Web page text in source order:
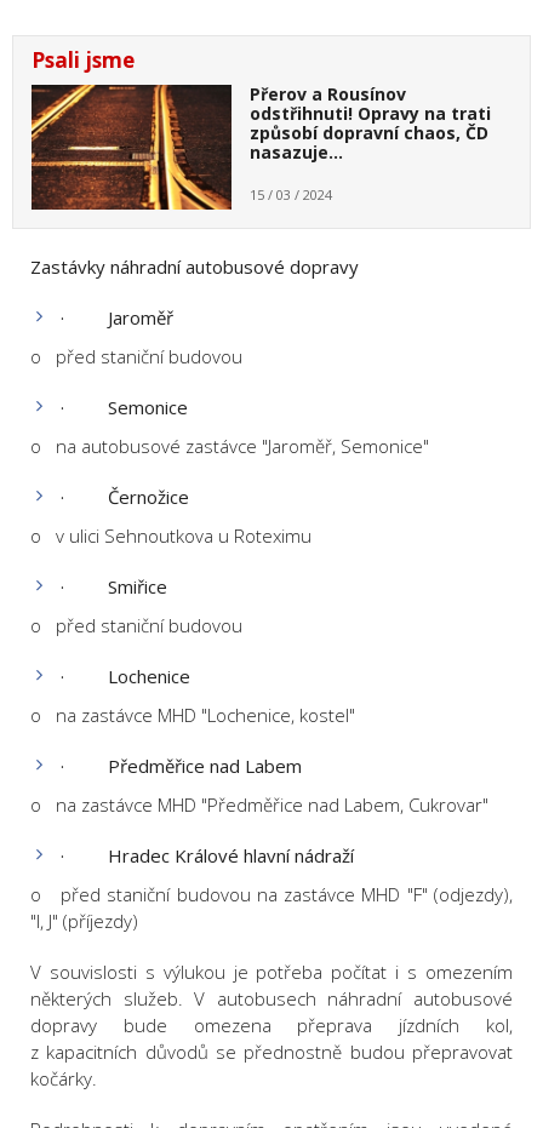
Psali jsme
Přerov a Rousínov
odstřihnuti! Opravy na trati
způsobí dopravní chaos, ČD
nasazuje…
15 / 03 / 2024
Zastávky náhradní autobusové dopravy
· Jaroměř
o před staniční budovou
· Semonice
o na autobusové zastávce "Jaroměř, Semonice"
· Černožice
o v ulici Sehnoutkova u Roteximu
· Smiřice
o před staniční budovou
· Lochenice
o na zastávce MHD "Lochenice, kostel"
· Předměřice nad Labem
o na zastávce MHD "Předměřice nad Labem, Cukrovar"
· Hradec Králové hlavní nádraží
o před staniční budovou na zastávce MHD "F" (odjezdy),
"I, J" (příjezdy)
V souvislosti s výlukou je potřeba počítat i s omezením
některých služeb. V autobusech náhradní autobusové
dopravy bude omezena přeprava jízdních kol,
z kapacitních důvodů se přednostně budou přepravovat
kočárky.